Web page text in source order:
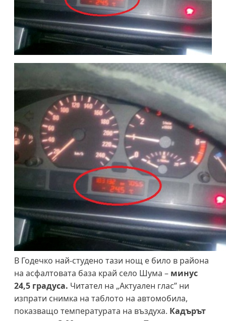
В Годечко най-студено тази нощ е било в района
на асфалтовата база край село Шума – минус
24,5 градуса. Читател на „Актуален глас” ни
изпрати снимка на таблото на автомобила,
показващо температурата на въздуха. Кадърът